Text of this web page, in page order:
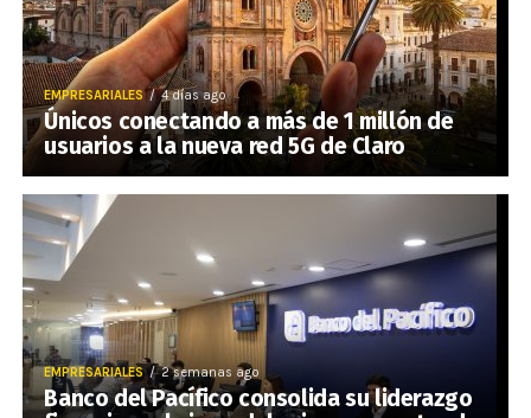
EMPRESARIALES 4 días ago
Únicos conectando a más de 1 millón de
usuarios a la nueva red 5G de Claro
EMPRESARIALES 2 semanas ago
Banco del Pacífico consolida su liderazgo